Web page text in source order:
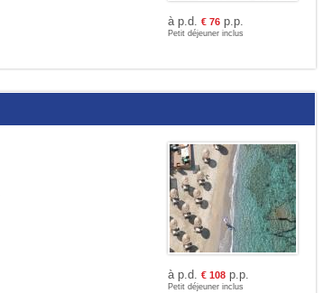
à p.d. € 76p.p.
Petit déjeuner inclus
à p.d. € 108p.p.
Petit déjeuner inclus